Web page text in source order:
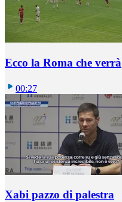
Ecco la Roma che verrà
00:27
Xabi pazzo di palestra